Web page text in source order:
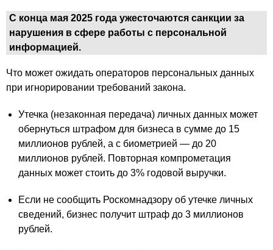
С конца мая 2025 года ужесточаются санкции за
нарушения в сфере работы с персональной
информацией.
Что может ожидать операторов персональных данных
при игнорировании требований закона.
Утечка (незаконная передача) личных данных может
обернуться штрафом для бизнеса в сумме до 15
миллионов рублей, а с биометрией — до 20
миллионов рублей. Повторная компрометация
данных может стоить до 3% годовой выручки.
Если не сообщить Роскомнадзору об утечке личных
сведений, бизнес получит штраф до 3 миллионов
рублей.